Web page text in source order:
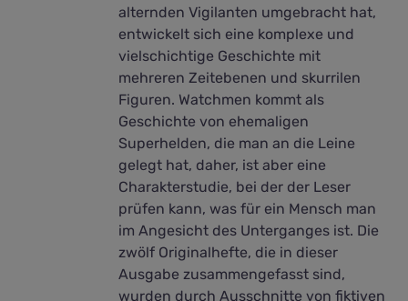
alternden Vigilanten umgebracht hat,
entwickelt sich eine komplexe und
vielschichtige Geschichte mit
mehreren Zeitebenen und skurrilen
Figuren. Watchmen kommt als
Geschichte von ehemaligen
Superhelden, die man an die Leine
gelegt hat, daher, ist aber eine
Charakterstudie, bei der der Leser
prüfen kann, was für ein Mensch man
im Angesicht des Unterganges ist. Die
zwölf Originalhefte, die in dieser
Ausgabe zusammengefasst sind,
wurden durch Ausschnitte von fiktiven